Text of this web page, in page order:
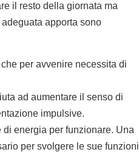
il resto della giornata ma
apporta sono
per avvenire necessita di
ad aumentare il senso di
impulsive.
energia per funzionare. Una
per svolgere le sue funzioni